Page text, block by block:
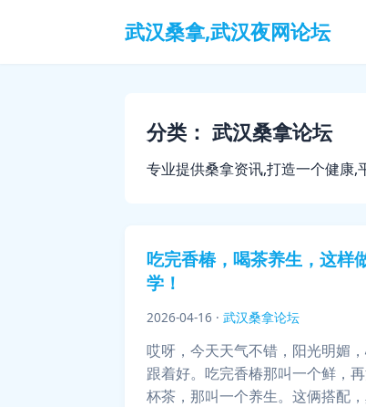
武汉桑拿,武汉夜网论坛
分类： 武汉桑拿论坛
专业提供桑拿资讯,打造一个健康
吃完香椿，喝茶养生，这样
学！
2026-04-16 · 武汉桑拿论坛
哎呀，今天天气不错，阳光明媚
跟着好。吃完香椿那叫一个鲜，
杯茶，那叫一个养生。这俩搭配